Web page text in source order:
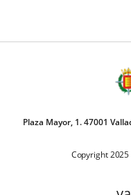
Plaza Mayor, 1. 47001
Copyright